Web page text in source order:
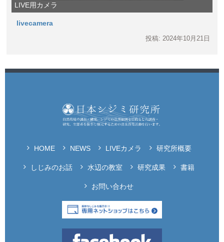
LIVE用カメラ
livecamera
投稿: 2024年10月21日
HOME NEWS LIVEカメラ 研究所概要
しじみのお話 水辺の教室 研究成果 書籍
お問い合わせ